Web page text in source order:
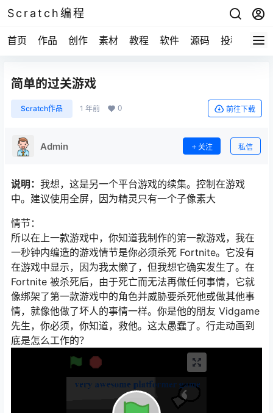
Scratch编程
首页 作品 创作 素材 教程 软件 源码 投稿 关于
简单的过关游戏
Scratch作品 1 年前 0 前往下载
Admin 关注 私信
说明： 我想，这是另一个平台游戏的续集。控制在游戏
中。建议使用全屏，因为精灵只有一个子像素大
情节：
所以在上一款游戏中，你知道我制作的第一款游戏，我在
一秒钟内编造的游戏情节是你必须杀死 Fortnite。它没有
在游戏中显示，因为我太懒了，但我想它确实发生了。在
Fortnite 被杀死后，由于死亡而无法再做任何事情，它就
像绑架了第一款游戏中的角色并威胁要杀死他或做其他事
情，就像他做了坏人的事情一样。你是他的朋友 Vidgame
先生，你必须，你知道，救他。这太愚蠢了。行走动画到
底是怎么工作的？